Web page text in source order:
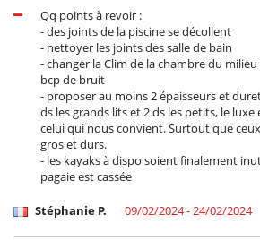
Cerca
Acceso directo a la playa
Acceso directo al mar
Electrodoméstico
Cocina totalmente equipada
Frigorífico - congelador
Lavadora-secadora
Máquina de café Nespresso
Plancha
Qq points à revoir :
- des joints de la piscine se décollent
- nettoyer les joints des salle de bain
- changer la Clim de la chambre du
bcp de bruit
- proposer au moins 2 épaisseurs et
ds les grands lits et 2 ds les petits, le
celui qui nous convient. Surtout que
gros et durs.
- les kayaks à dispo soient finalement
pagaie est cassée
Stéphanie P. 09/02/2024 - 24/02/2024